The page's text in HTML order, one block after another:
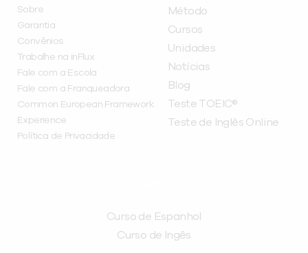
Sobre
Garantia
Convênios
Trabalhe na inFlux
Fale com a Escola
Fale com a Franqueadora
Common European Framework
Experience
Política de Privacidade
Método
Cursos
Unidades
Notícias
Blog
Teste TOEIC®
Teste de Inglês Online
Curso de Espanhol
Curso de Ingês